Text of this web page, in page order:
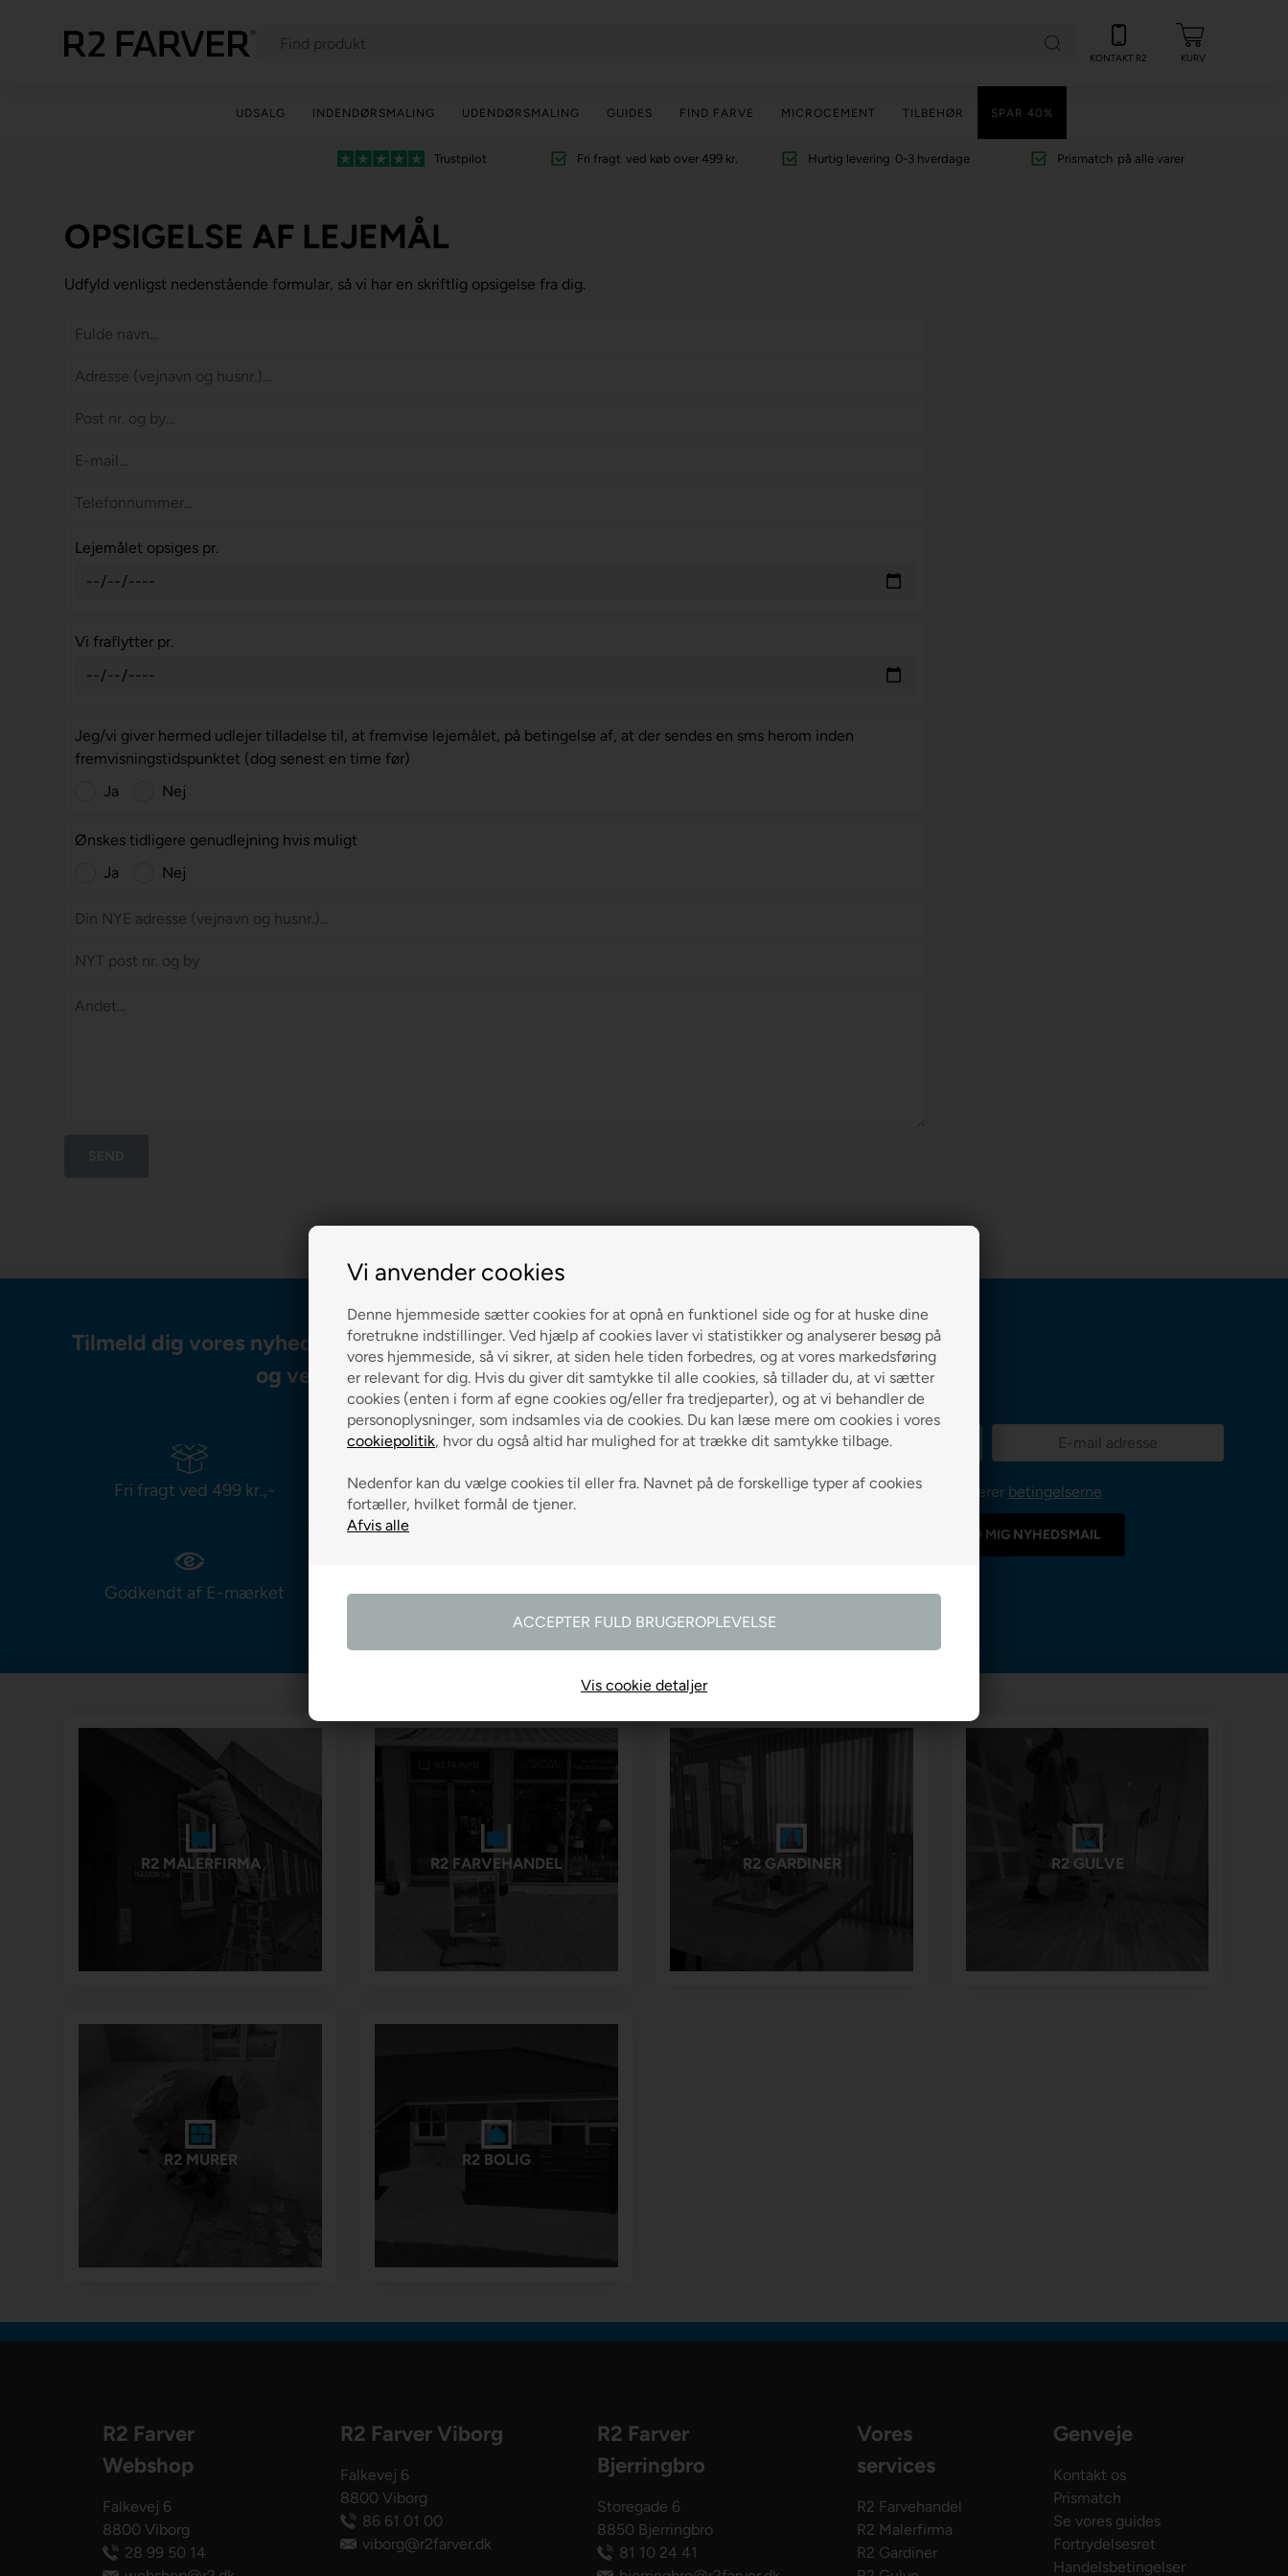
Vi anvender cookies
Denne hjemmeside sætter cookies for at opnå en funktionel side og for at huske dine
foretrukne indstillinger. Ved hjælp af cookies laver vi statistikker og analyserer besøg på
vores hjemmeside, så vi sikrer, at siden hele tiden forbedres, og at vores markedsføring
er relevant for dig. Hvis du giver dit samtykke til alle cookies, så tillader du, at vi sætter
cookies (enten i form af egne cookies og/eller fra tredjeparter), og at vi behandler de
personoplysninger, som indsamles via de cookies. Du kan læse mere om cookies i vores
cookiepolitik, hvor du også altid har mulighed for at trække dit samtykke tilbage.
Nedenfor kan du vælge cookies til eller fra. Navnet på de forskellige typer af cookies
fortæller, hvilket formål de tjener.
Vis cookie detaljer
KONTAKT R2 KURV
UDSALG INDENDØRSMALING UDENDØRSMALING GUIDES FIND FARVE MICROCEMENT TILBEHØR SPAR 40%
Trustpilot Fri fragt ved køb over 499 kr. Hurtig levering 0-3 hverdage Prismatch på alle varer
OPSIGELSE AF LEJEMÅL
Udfyld venligst nedenstående formular, så vi har en skriftlig opsigelse fra dig.
Lejemålet opsiges pr.
Vi fraflytter pr.
Jeg/vi giver hermed udlejer tilladelse til, at fremvise lejemålet, på betingelse af, at der sendes en sms herom inden
fremvisningstidspunktet (dog senest en time før)
Ja
Nej
Ønskes tidligere genudlejning hvis muligt
Ja
Nej
Tilmeld dig vores nyhedsbrev og modtag gode råd
og vejledning
Fri fragt ved 499 kr.,- Levering 0-3 hverdage
Godkendt af E-mærket Prismatch på alle varer
Jeg accepterer betingelserne
R2 MALERFIRMA R2 FARVEHANDEL R2 GARDINER R2 GULVE
R2 MURER R2 BOLIG
R2 Farver
Webshop
Falkevej 6
8800 Viborg
28 99 50 14
R2 Farver Viborg
Falkevej 6
8800 Viborg
86 61 01 00
viborg@r2farver.dk
R2 Farver
Bjerringbro
Storegade 6
8850 Bjerringbro
81 10 24 41
Vores
services
R2 Farvehandel
R2 Malerfirma
R2 Gardiner
Genveje
Kontakt os
Prismatch
Se vores guides
Fortrydelsesret
Handelsbetingelser